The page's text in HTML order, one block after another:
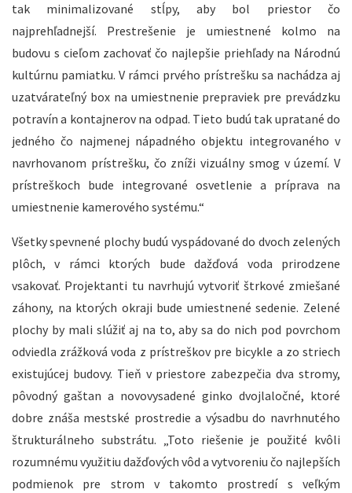
tak minimalizované stĺpy, aby bol priestor čo
najprehľadnejší. Prestrešenie je umiestnené kolmo na
budovu s cieľom zachovať čo najlepšie priehľady na Národnú
kultúrnu pamiatku. V rámci prvého prístrešku sa nachádza aj
uzatvárateľný box na umiestnenie prepraviek pre prevádzku
potravín a kontajnerov na odpad. Tieto budú tak upratané do
jedného čo najmenej nápadného objektu integrovaného v
navrhovanom prístrešku, čo zníži vizuálny smog v území. V
prístreškoch bude integrované osvetlenie a príprava na
umiestnenie kamerového systému.“
Všetky spevnené plochy budú vyspádované do dvoch zelených
plôch, v rámci ktorých bude dažďová voda prirodzene
vsakovať. Projektanti tu navrhujú vytvoriť štrkové zmiešané
záhony, na ktorých okraji bude umiestnené sedenie. Zelené
plochy by mali slúžiť aj na to, aby sa do nich pod povrchom
odviedla zrážková voda z prístreškov pre bicykle a zo striech
existujúcej budovy. Tieň v priestore zabezpečia dva stromy,
pôvodný gaštan a novovysadené ginko dvojlaločné, ktoré
dobre znáša mestské prostredie a výsadbu do navrhnutého
štrukturálneho substrátu. „Toto riešenie je použité kvôli
rozumnému využitiu dažďových vôd a vytvoreniu čo najlepších
podmienok pre strom v takomto prostredí s veľkým